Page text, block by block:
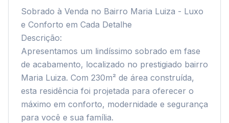
Sobrado à Venda no Bairro Maria Luiza - Luxo
e Conforto em Cada Detalhe
Descrição:
Apresentamos um lindíssimo sobrado em fase
de acabamento, localizado no prestigiado bairro
Maria Luiza. Com 230m² de área construída,
esta residência foi projetada para oferecer o
máximo em conforto, modernidade e segurança
para você e sua família.